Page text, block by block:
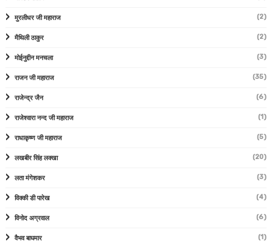
मुरलीधर जी महाराज (2)
मैथिली ठाकुर (2)
मोईनुद्दीन मनचला (3)
राजन जी महाराज (35)
राजेन्द्र जैन (6)
राजेश्वारा नन्द जी महाराज (1)
राधाकृष्ण जी महाराज (5)
लखबीर सिंह लक्खा (20)
लता मंगेशकर (3)
विक्की डी पारेख (4)
विनोद अग्रवाल (6)
वैभव बाघमार (1)